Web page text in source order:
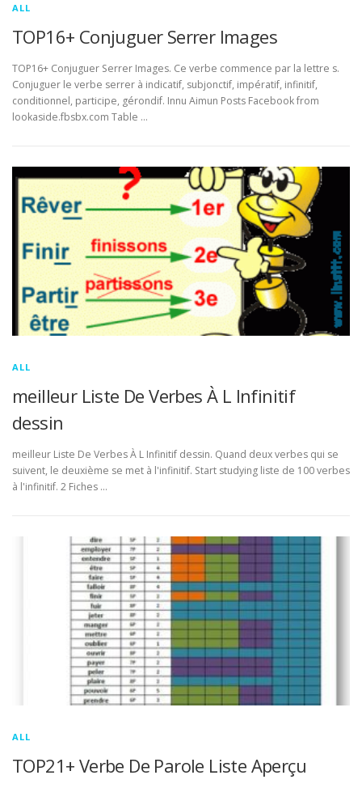
ALL
TOP16+ Conjuguer Serrer Images
TOP16+ Conjuguer Serrer Images. Ce verbe commence par la lettre s.
Conjuguer le verbe serrer à indicatif, subjonctif, impératif, infinitif,
conditionnel, participe, gérondif. Innu Aimun Posts Facebook from
lookaside.fbsbx.com Table …
ALL
meilleur Liste De Verbes À L Infinitif
dessin
meilleur Liste De Verbes À L Infinitif dessin. Quand deux verbes qui se
suivent, le deuxième se met à l'infinitif. Start studying liste de 100 verbes
à l'infinitif. 2 Fiches …
ALL
TOP21+ Verbe De Parole Liste Aperçu